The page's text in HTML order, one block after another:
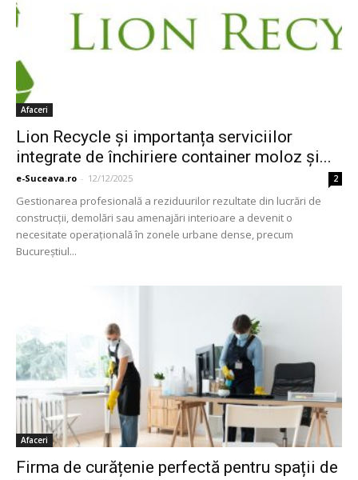
Afaceri
Lion Recycle și importanța serviciilor
integrate de închiriere container moloz și...
e-Suceava.ro - 12/12/2025 2
Gestionarea profesională a reziduurilor rezultate din lucrări de
construcții, demolări sau amenajări interioare a devenit o
necesitate operațională în zonele urbane dense, precum
Bucureștiul...
Afaceri
Firma de curățenie perfectă pentru spații de